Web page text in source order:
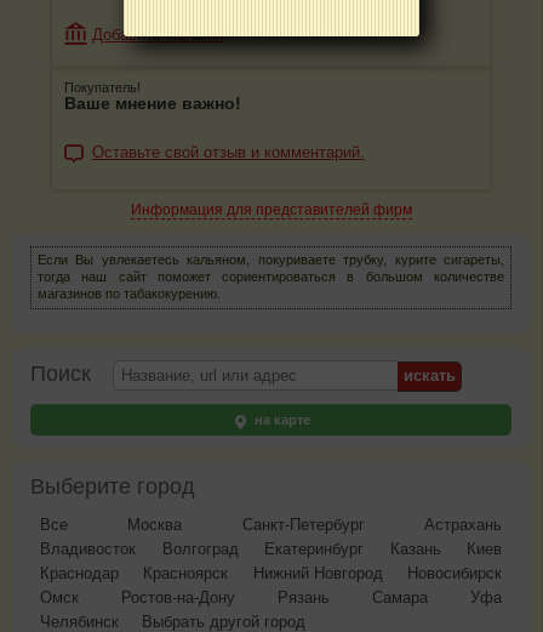
Добавить магазин
Покупатель!
Ваше мнение важно!
Оставьте свой отзыв и комментарий.
Информация для представителей фирм
Если Вы увлекаетесь кальяном, покуриваете трубку, курите сигареты,
тогда наш сайт поможет сориентироваться в большом количестве
магазинов по табакокурению.
Поиск
на карте
Выберите город
Все Москва Санкт-Петербург
Астрахань
Владивосток
Волгоград Екатеринбург Казань
Киев
Краснодар
Красноярск Нижний Новгород
Новосибирск
Омск
Ростов-на-Дону Рязань Самара
Уфа
Челябинск
Выбрать другой город